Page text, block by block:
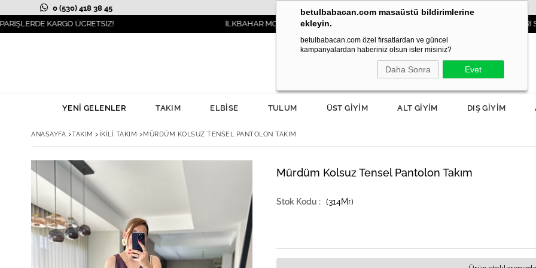
0 (530) 418 38 45
KARGO ÜCRETSİZ!
İLKBAHAR MODASI YANIBAŞINIZDA! 3000TL VE ÜZERİ
betulbabacan.com masaüstü bildirimlerine
ekleyin.
betulbabacan.com özel fırsatlardan ve güncel
kampanyalardan haberiniz olsun ister misiniz?
Daha Sonra Evet
YENİ GELENLER TAKIM ELBİSE TULUM ÜST GİYİM ALT GİYİM DIŞ GİYİM
ANASAYFA >TAKIM > İKİLİ TAKIM >MÜRDÜM KOLSUZ TENSEL PANTOLON TAKIM
Mürdüm Kolsuz Tensel Pantolon Takım
(314Mr)